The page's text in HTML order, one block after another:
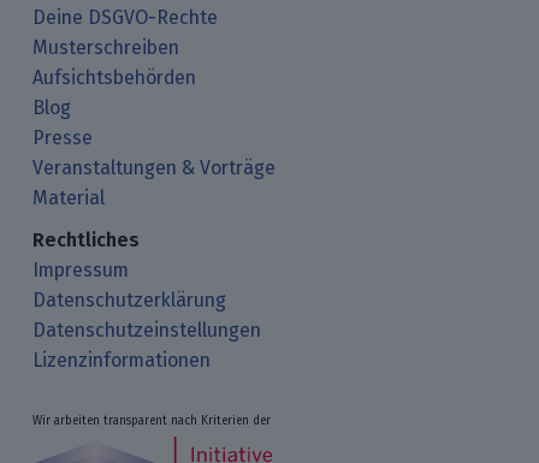
Deine DSGVO-Rechte
Musterschreiben
Aufsichtsbehörden
Blog
Presse
Veranstaltungen & Vorträge
Material
Rechtliches
Impressum
Datenschutzerklärung
Datenschutzeinstellungen
Lizenzinformationen
Wir arbeiten transparent nach Kriterien der